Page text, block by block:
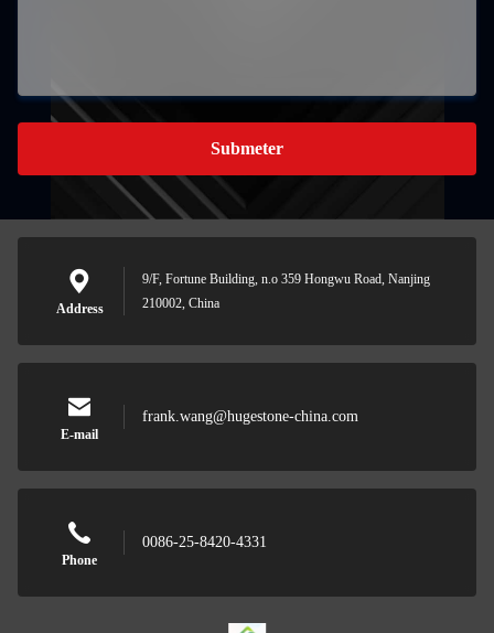
Submeter
Address
9/F, Fortune Building, n.o 359 Hongwu Road, Nanjing
210002, China
E-mail
frank.wang@hugestone-china.com
Phone
0086-25-8420-4331